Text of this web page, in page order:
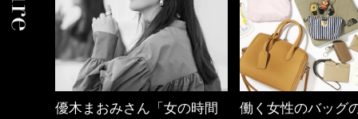
働く女性のバッグの中身
【ワーママのきれ